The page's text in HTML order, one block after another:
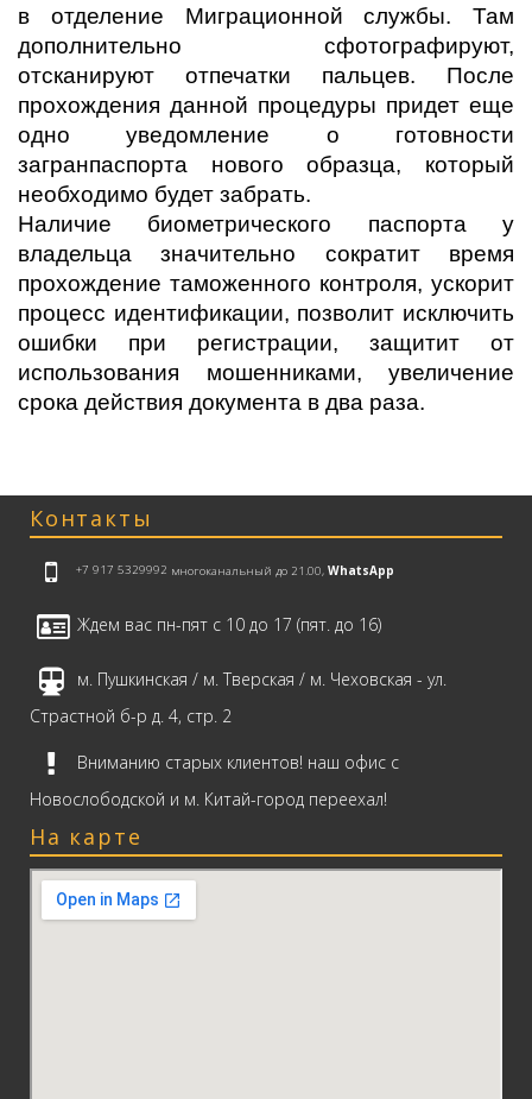
в отделение Миграционной службы. Там
дополнительно сфотографируют,
отсканируют отпечатки пальцев. После
прохождения данной процедуры придет еще
одно уведомление о готовности
загранпаспорта нового образца, который
необходимо будет забрать.
Наличие биометрического паспорта у
владельца значительно сократит время
прохождение таможенного контроля, ускорит
процесс идентификации, позволит исключить
ошибки при регистрации, защитит от
использования мошенниками, увеличение
срока действия документа в два раза.
Контакты
+7 917 5329992 многоканальный до 21.00, WhatsApp
Ждем вас пн-пят с 10 до 17 (пят. до 16)
м. Пушкинская / м. Тверская / м. Чеховская - ул.
Страстной б-р д. 4, стр. 2
Вниманию старых клиентов! наш офис с
Новослободской и м. Китай-город переехал!
На карте